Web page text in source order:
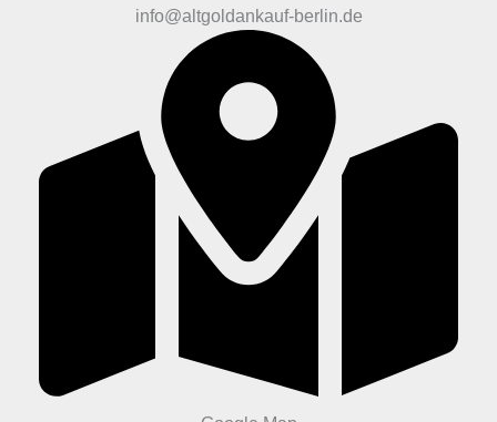
info@altgoldankauf-berlin.de